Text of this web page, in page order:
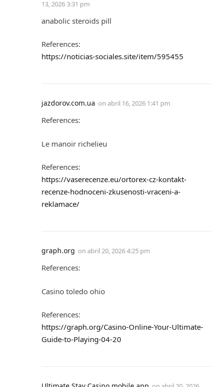
13, 2026 3:31 pm
anabolic steroids pill
References:
https://noticias-sociales.site/item/595455
jazdorov.com.ua on abril 16, 2026 1:41 pm
References:
Le manoir richelieu
References:
https://vaserecenze.eu/ortorex-cz-kontakt-
recenze-hodnoceni-zkusenosti-vraceni-a-
reklamace/
graph.org on abril 20, 2026 4:25 pm
References:
Casino toledo ohio
References:
https://graph.org/Casino-Online-Your-Ultimate-
Guide-to-Playing-04-20